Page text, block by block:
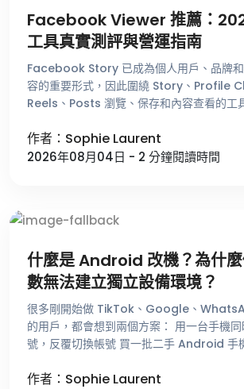
Facebook Viewer 推薦：
工具真實測評與營運指南
Facebook Story 已成為個人用戶、品牌
容的重要形式，因此圍繞 Story、Profile
Reels、Posts 瀏覽、保存和內容查看的工
作者：Sophie Laurent
2026年08月04日 - 2 分鐘閱讀時間
什麼是 Android 改機？為什
數無法建立獨立設備環境？
很多剛開始做 TikTok、Google、
的用戶，都會想到兩個方案： 用一台手機
號，反覆切換帳號 買一批二手 Android 手
作者：Sophie Laurent